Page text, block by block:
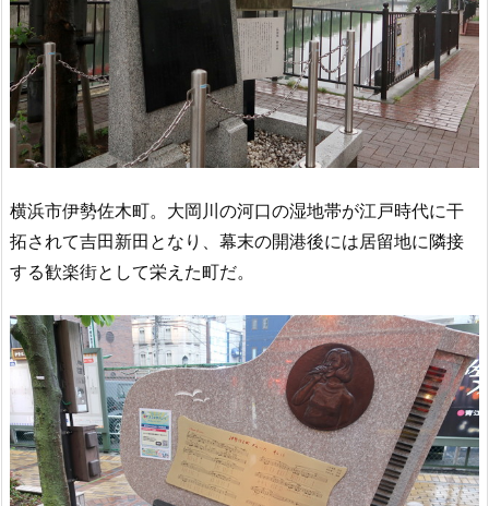
横浜市伊勢佐木町。大岡川の河口の湿地帯が江戸時代に干
拓されて吉田新田となり、幕末の開港後には居留地に隣接
する歓楽街として栄えた町だ。